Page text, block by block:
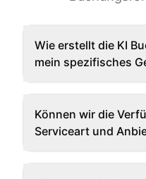
Wie erstellt die KI
mein spezifisches
Können wir die
Serviceart und